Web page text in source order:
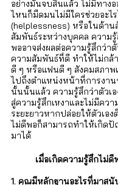
อย่างมันจบสิ้นแล้ว ไม่มีทาง
ไหนก็มืดมนไม่มีใครช่วยอะไ
(helplessness) หรือในด้าน
สัมพันธ์ระหว่างบุคคล ความรู้
พออาจส่งผลต่อความรู้สึกว่า
ความสัมพันธ์ที่ดี ทำให้ไม่กล้
ดี ๆ หรือแฟนดี ๆ สังคมสภาพ
ไปถึงตำแหน่งหน้าที่การงาน
นั้นนั้นแล้ว ความรู้สึกว่าตัวเ
สู่ความรู้สึกเหงาและไม่มีคว
ระยะยาวหากปล่อยให้ตัวเอ
ไม่ดีพอก็สามารถทำให้เกิด
มาได้
เมื่อเกิดความรู้สึกไม่ดี
1. คุณมีหลักฐานอะไรที่มาส